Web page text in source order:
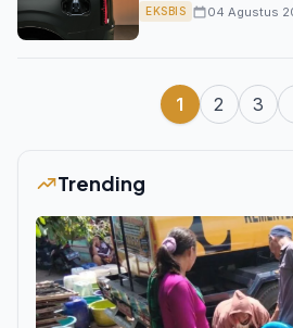
EKSBIS 04 Agustus
1 2 3
Trending